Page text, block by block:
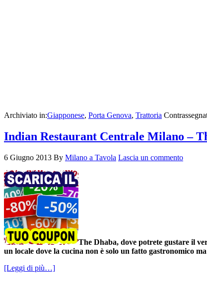
Archiviato in:Giapponese, Porta Genova, Trattoria
Indian Restaurant Centrale Milano –
6 Giugno 2013 By Milano a Tavola Lascia un commento
The Dhaba, dove potrete gustare il
un locale dove la cucina non è solo un fatto gastronomico
[Leggi di più…]